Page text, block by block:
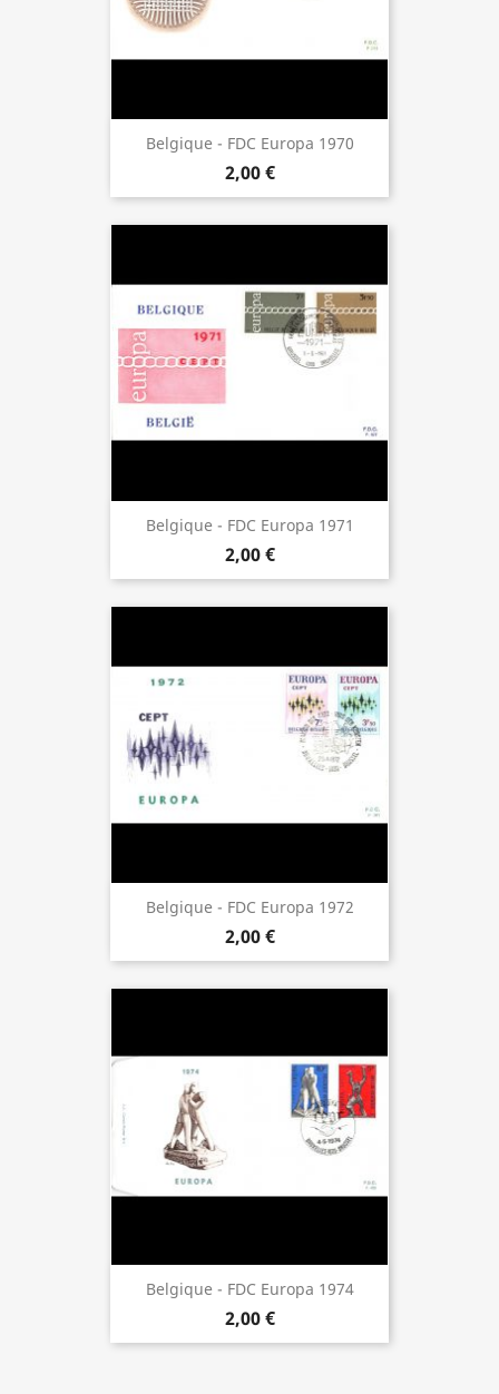
Belgique - FDC Europa 1970
2,00 €
Belgique - FDC Europa 1971
2,00 €
Belgique - FDC Europa 1972
2,00 €
Belgique - FDC Europa 1974
2,00 €